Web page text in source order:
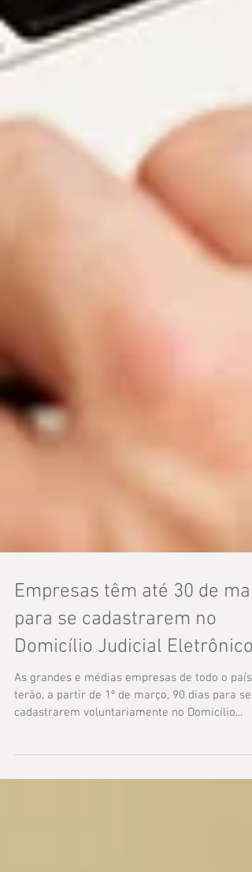
Empresas têm até 30 de
para se cadastrarem no
Domicílio Judicial Eletrônico
terão, a partir de 1º de março, 90 dias para se
cadastrarem voluntariamente no Domicílio...